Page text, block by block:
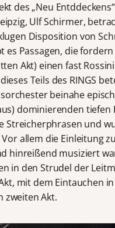
des „Neu
Ulf Schirmer,
Disposition von
es Passagen, die
Akt) einen fast
Teils des RINGS
beinahe
dominierenden
Streicherphrasen und
allem die Einleitung
hinreißend musiziert
in den Strudel der
mit dem Eintauchen
zweiten Akt.